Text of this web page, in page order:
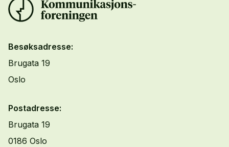
Besøksadresse:
Brugata 19
Oslo
Postadresse:
Brugata 19
0186 Oslo